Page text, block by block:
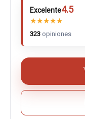
Excelente4.5
★★★★★
323 opiniones